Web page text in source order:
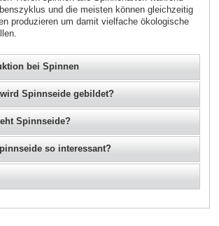
und die meisten können gleichzeitig
produzieren um damit vielfache ökologische
bei Spinnen
Spinnseide gebildet?
Spinnseide?
so interessant?